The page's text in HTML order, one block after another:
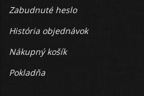
Zabudnuté heslo
História objednávok
Nákupný košík
Pokladňa